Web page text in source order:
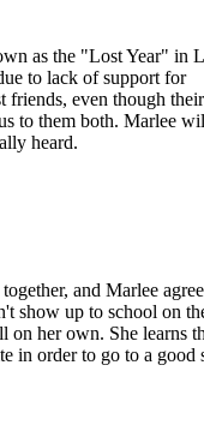
as the "Lost Year" in
to lack of support for
friends, even though their
to them both. Marlee
heard.
and Marlee
show up to school on
on her own. She learns
in order to go to a good